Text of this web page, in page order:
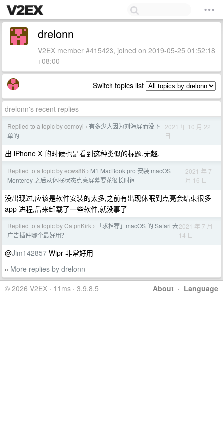
drelonn
V2EX member #415423, joined on 2019-05-25 01:52:18
+08:00
Switch topics list
drelonn's recent replies
Replied to a topic by comoyi › 有多少人因为刘海屏而没下
单的
2021 年 10 月 22
日
出 iPhone X 的时候也是看到这种类似的标题,无趣.
Replied to a topic by ecws86 › M1 MacBook pro 安装 macOS
Monterey 之后从休眠状态点亮屏幕要花很长时间
2021 年 7
月 16 日
没出现过,应该是软件安装的太多,之前有出现休眠到点亮会结束很多
app 进程,后来卸载了一些软件,就没事了
Replied to a topic by CatpnKirk ›
「求推荐」macOS 的 Safari 去
广告插件哪个最好用？
2021 年 7 月
14 日
@Jim142857 Wipr 非常好用
» More replies by drelonn
About · Language
© 2026 V2EX · 11ms · 3.9.8.5